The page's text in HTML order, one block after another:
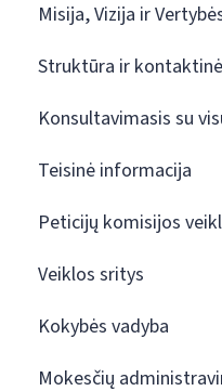
Misija, Vizija ir
Struktūra ir
Konsultavimasis su
Teisinė informacija
Peticijų komisijos
Veiklos sritys
Kokybės vadyba
Mokesčių